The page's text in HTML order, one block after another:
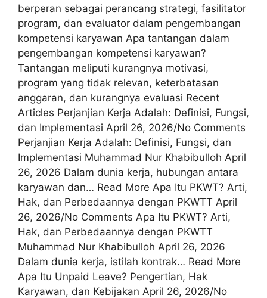
berperan sebagai perancang strategi, fasilitator
program, dan evaluator dalam pengembangan
kompetensi karyawan Apa tantangan dalam
pengembangan kompetensi karyawan?
Tantangan meliputi kurangnya motivasi,
program yang tidak relevan, keterbatasan
anggaran, dan kurangnya evaluasi Recent
Articles Perjanjian Kerja Adalah: Definisi, Fungsi,
dan Implementasi April 26, 2026/No Comments
Perjanjian Kerja Adalah: Definisi, Fungsi, dan
Implementasi Muhammad Nur Khabibulloh April
26, 2026 Dalam dunia kerja, hubungan antara
karyawan dan… Read More Apa Itu PKWT? Arti,
Hak, dan Perbedaannya dengan PKWTT April
26, 2026/No Comments Apa Itu PKWT? Arti,
Hak, dan Perbedaannya dengan PKWTT
Muhammad Nur Khabibulloh April 26, 2026
Dalam dunia kerja, istilah kontrak… Read More
Apa Itu Unpaid Leave? Pengertian, Hak
Karyawan, dan Kebijakan April 26, 2026/No